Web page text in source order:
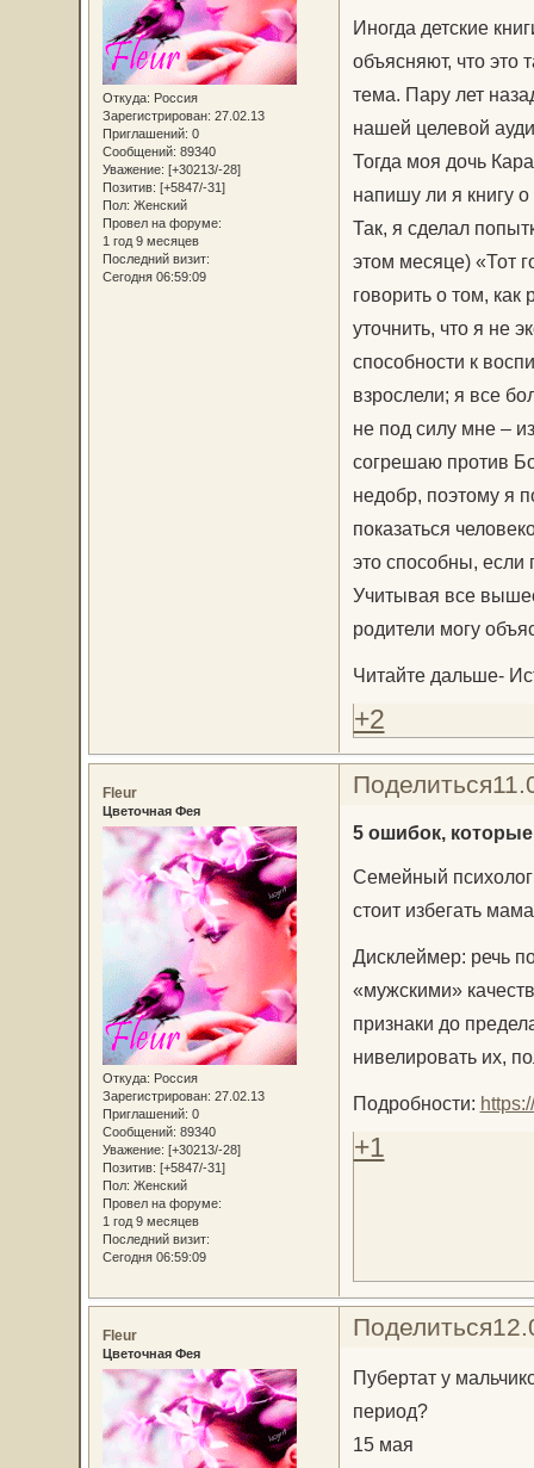
Откуда: Россия
Зарегистрирован: 27.02.13
Приглашений: 0
Сообщений: 89340
Уважение: [+30213/-28]
Позитив: [+5847/-31]
Пол: Женский
Провел на форуме:
1 год 9 месяцев
Последний визит:
Сегодня 06:59:09
Иногда детские
объясняют, что это
тема. Пару лет
нашей целевой
Тогда моя дочь
напишу ли я книгу о
Так, я сделал
этом месяце) «Тот
говорить о том, как
уточнить, что я не
способности к
взрослели; я все
не под силу мне –
согрешаю против
недобр, поэтому я
показаться
это способны, если
Учитывая все
родители могу
Читайте дальше-
+2
Поделиться
Fleur
Цветочная Фея
Откуда: Россия
Зарегистрирован: 27.02.13
Приглашений: 0
Сообщений: 89340
Уважение: [+30213/-28]
Позитив: [+5847/-31]
Пол: Женский
Провел на форуме:
1 год 9 месяцев
Последний визит:
Сегодня 06:59:09
5 ошибок,
Семейный
стоит избегать
Дисклеймер: речь
«мужскими»
признаки до
нивелировать их,
Подробности:
+1
Поделиться
Fleur
Цветочная Фея
Пубертат у
период?
15 мая